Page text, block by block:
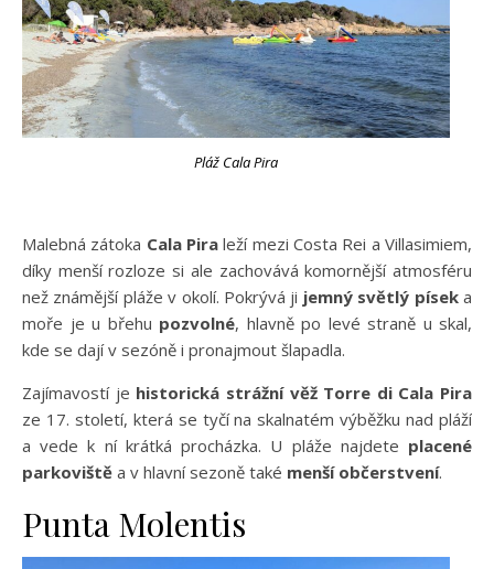
Pláž Cala Pira
Malebná zátoka Cala Pira leží mezi Costa Rei a Villasimiem,
díky menší rozloze si ale zachovává komornější atmosféru
než známější pláže v okolí. Pokrývá ji jemný světlý píseka
moře je u břehu pozvolné, hlavně po levé straně u skal,
kde se dají v sezóně i pronajmout šlapadla.
Zajímavostí je historická strážní věž Torre di Cala Pira
ze 17. století, která se tyčí na skalnatém výběžku nad pláží
a vede k ní krátká procházka. U pláže najdete placené
parkoviště a v hlavní sezoně také menší občerstvení.
Punta Molentis